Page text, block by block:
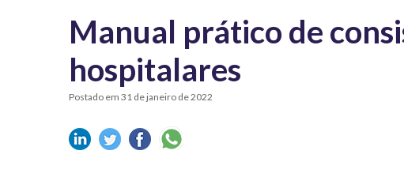
Manual prático de
hospitalares
Postado em 31 de janeiro de 2022